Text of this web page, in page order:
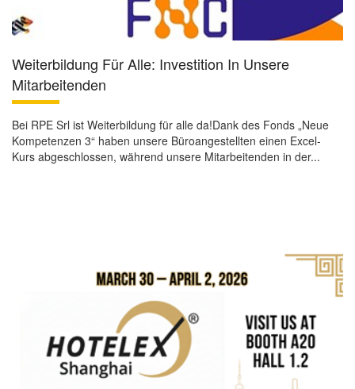
Weiterbildung Für Alle: Investition In Unsere
Mitarbeitenden
Bei RPE Srl ist Weiterbildung für alle da!Dank des Fonds „Neue
Kompetenzen 3“ haben unsere Büroangestellten einen Excel-
Kurs abgeschlossen, während unsere Mitarbeitenden in der...